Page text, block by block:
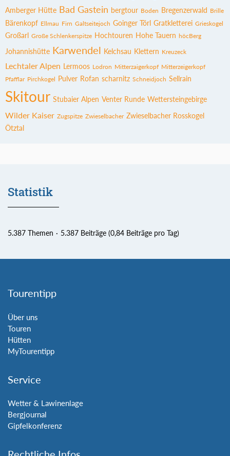
Amberger Hütte Bad Gastein bergtour Boden Bregenzerwald Brille
Bärenkopf Ellmau Firn Galtseitejoch Goinger Törl Gratkletterei Grieskogel
Großarl Große Schlenkerspitze Hochtouren Hohe Tauern höcBerg
Johannishütte Karwendel Kelchsau Klettern Kreuzeck
Lechtaler Alpen Lermoos Lodron Mitterzaigerkopf Mitterzeigerkopf
Pfafflar Pirchkogel Pulver Rofan scharnitz Schneidjoch Sellrain
Skitour Stubaier Alpen Venter Runde Wettersteingebirge
Wilder Kaiser Zugspitze Zwieselbacher Zwieselbacher Rosskogel
Ötztal
Statistik
5.387 Themen 5.387 Beiträge (0,84 Beiträge pro Tag)
Tourentipp
Über uns
Touren
Hütten
MyTourentipp
Service
Wetter & Lawinenlage
Bergjournal
Gipfelkonferenz